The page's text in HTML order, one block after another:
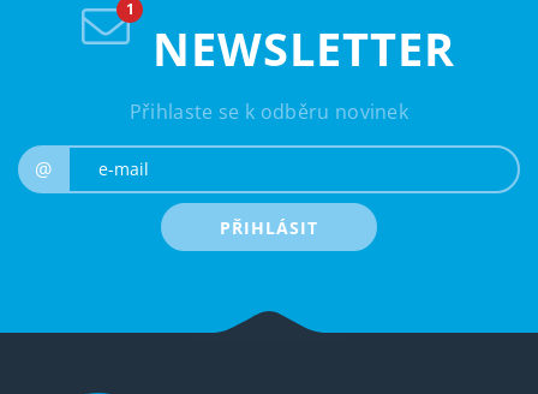
NEWSLETTER
Přihlaste se k odběru novinek
@
PŘIHLÁSIT